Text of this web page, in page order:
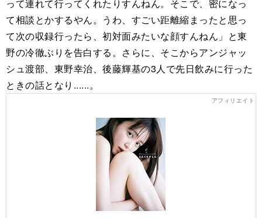
って連れて行ってくれたりすんねん。そこで、密になっ
て相談とかするやん。うわ、すごい距離縮まったと思っ
て次の収録行ったら、初対面みたいな顔すんねん」と東
野の冷徹ぶりを告白する。さらに、そこからアンジャッ
シュ渡部、東野幸治、後藤輝基の3人で先日飲みに行った
ときの話となり......。